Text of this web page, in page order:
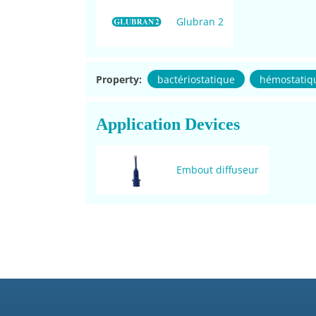
Glubran 2
Property: bactériostatique
Application Devices
Embout diffuseur